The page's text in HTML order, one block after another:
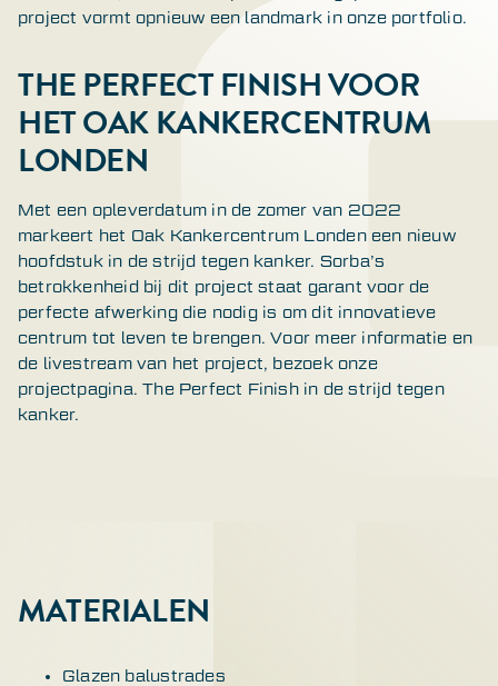
project vormt opnieuw een landmark in onze portfolio.
THE PERFECT FINISH VOOR
HET OAK KANKERCENTRUM
LONDEN
Met een opleverdatum in de zomer van 2022
markeert het Oak Kankercentrum Londen een nieuw
hoofdstuk in de strijd tegen kanker. Sorba’s
betrokkenheid bij dit project staat garant voor de
perfecte afwerking die nodig is om dit innovatieve
centrum tot leven te brengen. Voor meer informatie en
de livestream van het project, bezoek onze
projectpagina. The Perfect Finish in de strijd tegen
kanker.
MATERIALEN
Glazen balustrades